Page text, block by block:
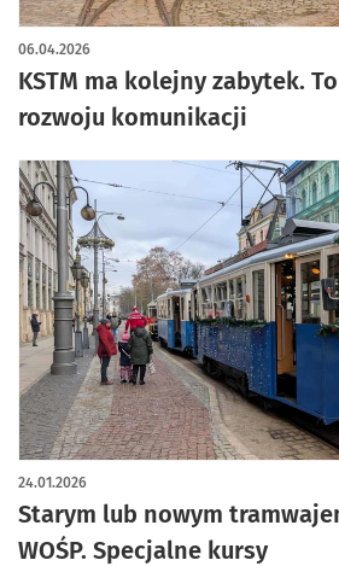
KSTM ma kolejny zabytek.
rozwoju komunikacji
06.04.2026
artykuł z galerią zdjęć
Starym lub nowym
WOŚP. Specjalne kursy
24.01.2026